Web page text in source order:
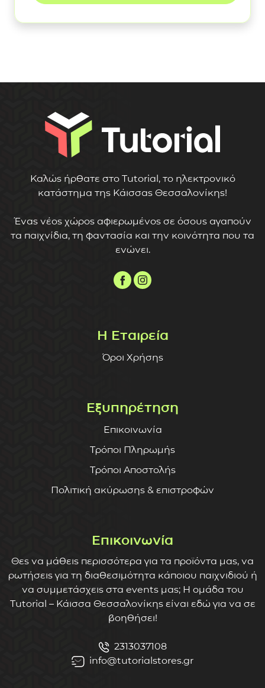
Καλώς ήρθατε στο Tutorial, το ηλεκτρονικό
κατάστημα της Κάισσας Θεσσαλονίκης!
Ένας νέος χώρος αφιερωμένος σε όσους αγαπούν
τα παιχνίδια, τη φαντασία και την κοινότητα που τα
ενώνει.
Η Εταιρεία
Όροι Χρήσης
Εξυπηρέτηση
Επικοινωνία
Τρόποι Πληρωμής
Τρόποι Αποστολής
Πολιτική ακύρωσης & επιστροφών
Επικοινωνία
Θες να μάθεις περισσότερα για τα προϊόντα μας, να
ρωτήσεις για τη διαθεσιμότητα κάποιου παιχνιδιού ή
να συμμετάσχεις στα events μας; Η ομάδα του
Tutorial – Κάισσα Θεσσαλονίκης είναι εδώ για να σε
βοηθήσει!
2313037108
info@tutorialstores.gr